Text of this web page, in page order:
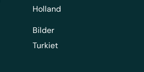
Holland
Bilder
Turkiet